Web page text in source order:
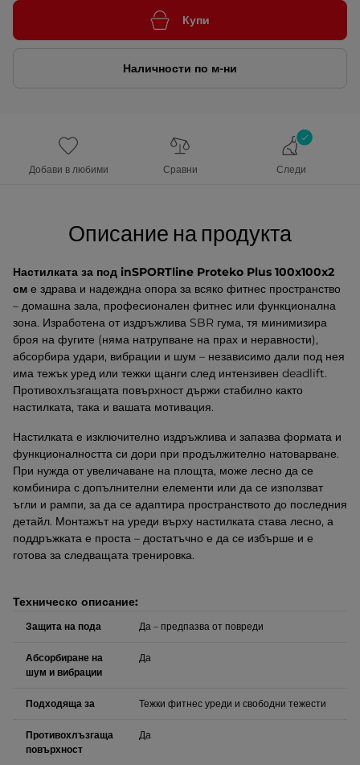
Купи
Наличности по м-ни
Добави в любими Сравни Следи
Описание на продукта
Настилката за под inSPORTline Proteko Plus 100x100x2
см е здрава и надеждна опора за всяко фитнес пространство
– домашна зала, професионален фитнес или функционална
зона. Изработена от издръжлива SBR гума, тя минимизира
броя на фугите (няма натрупване на прах и неравности),
абсорбира удари, вибрации и шум – независимо дали под нея
има тежък уред или тежки щанги след интензивен deadlift.
Противохлъзгащата повърхност държи стабилно както
настилката, така и вашата мотивация.
Настилката е изключително издръжлива и запазва формата и
функционалността си дори при продължително натоварване.
При нужда от увеличаване на площта, може лесно да се
комбинира с допълнителни елементи или да се използват
ъгли и рампи, за да се адаптира пространството до последния
детайл. Монтажът на уреди върху настилката става лесно, а
поддръжката е проста – достатъчно е да се избърше и е
готова за следващата тренировка.
Техническо описание:
Защита на пода Да – предпазва от повреди
Абсорбиране на
шум и вибрации
Да
Подходяща за Тежки фитнес уреди и свободни тежести
Противохлъзгаща
повърхност
Да